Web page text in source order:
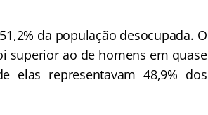
da população desocupada. O
superior ao de homens em quase
elas representavam 48,9% dos